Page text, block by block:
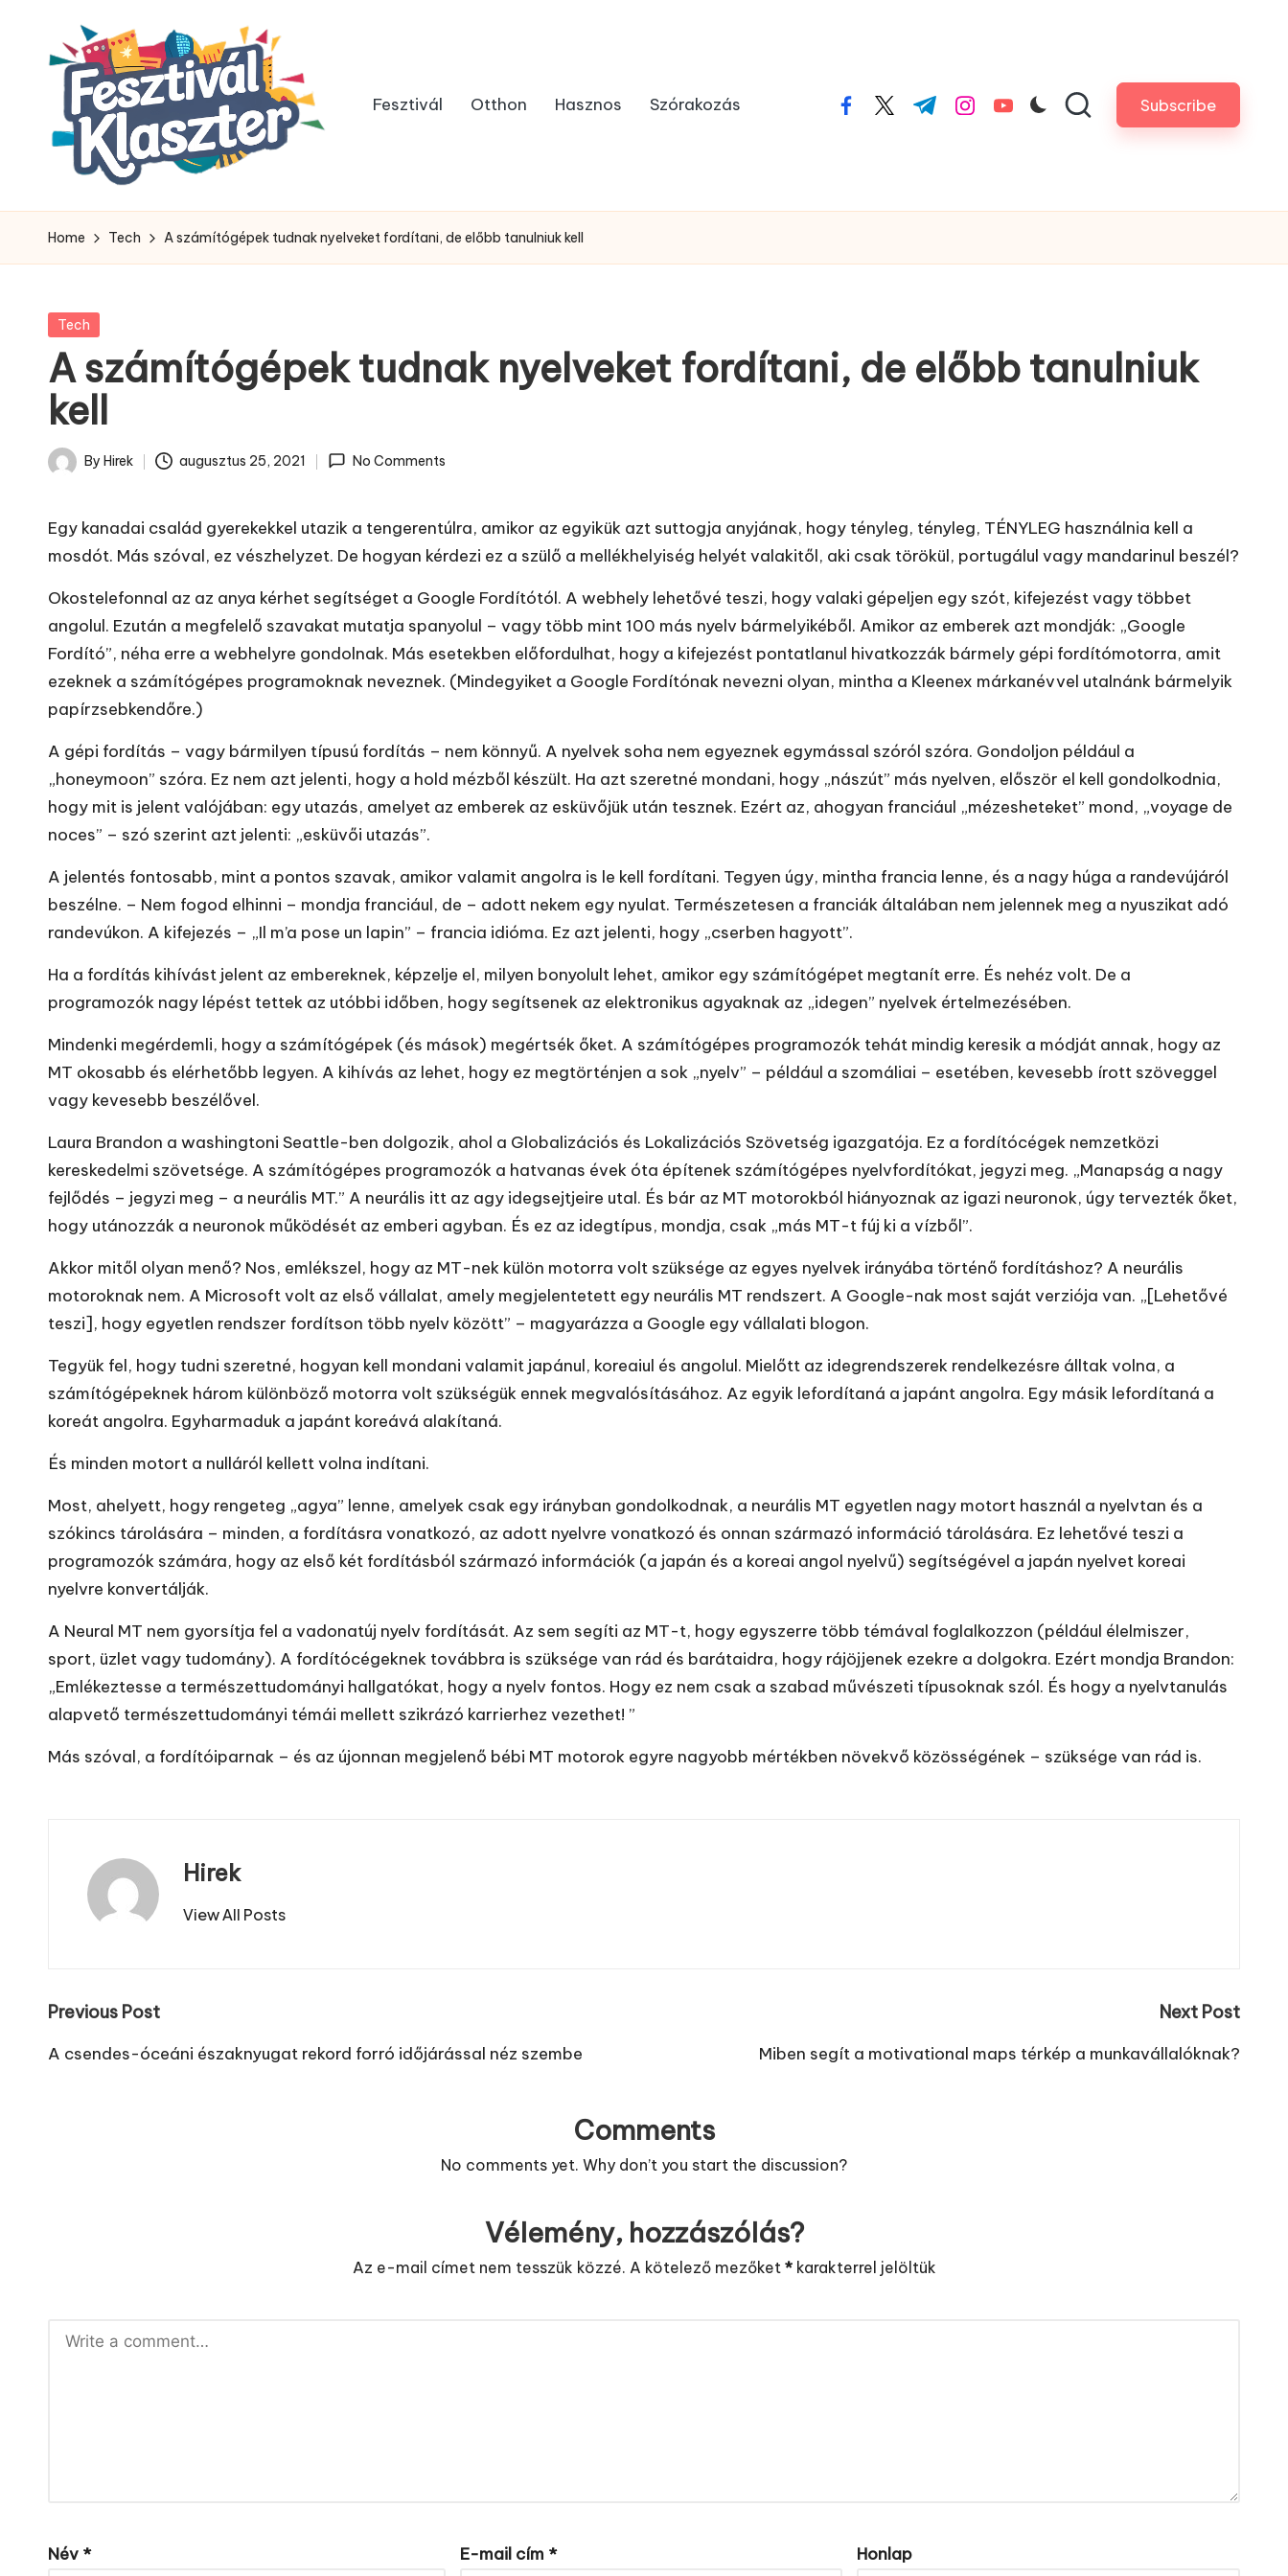
Fesztivál Otthon Hasznos Szórakozás facebook.com
twitter.com
t.me instagram.com
youtube.com Subscribe
Home Tech A számítógépek tudnak nyelveket fordítani, de előbb tanulniuk kell
Posted
Tech
A számítógépek tudnak nyelveket fordítani, de előbb tanulniuk
kell
Posted
By Hirek augusztus 25, 2021 No Comments
Egy kanadai család gyerekekkel utazik a tengerentúlra, amikor az egyikük azt suttogja anyjának, hogy tényleg, tényleg, TÉNYLEG használnia kell a
mosdót. Más szóval, ez vészhelyzet. De hogyan kérdezi ez a szülő a mellékhelyiség helyét valakitől, aki csak törökül, portugálul vagy mandarinul beszél?
Okostelefonnal az az anya kérhet segítséget a Google Fordítótól. A webhely lehetővé teszi, hogy valaki gépeljen egy szót, kifejezést vagy többet
angolul. Ezután a megfelelő szavakat mutatja spanyolul – vagy több mint 100 más nyelv bármelyikéből. Amikor az emberek azt mondják: „Google
Fordító”, néha erre a webhelyre gondolnak. Más esetekben előfordulhat, hogy a kifejezést pontatlanul hivatkozzák bármely gépi fordítómotorra, amit
ezeknek a számítógépes programoknak neveznek. (Mindegyiket a Google Fordítónak nevezni olyan, mintha a Kleenex márkanévvel utalnánk bármelyik
papírzsebkendőre.)
A gépi fordítás – vagy bármilyen típusú fordítás – nem könnyű. A nyelvek soha nem egyeznek egymással szóról szóra. Gondoljon például a
„honeymoon” szóra. Ez nem azt jelenti, hogy a hold mézből készült. Ha azt szeretné mondani, hogy „nászút” más nyelven, először el kell gondolkodnia,
hogy mit is jelent valójában: egy utazás, amelyet az emberek az esküvőjük után tesznek. Ezért az, ahogyan franciául „mézesheteket” mond, „voyage de
noces” – szó szerint azt jelenti: „esküvői utazás”.
A jelentés fontosabb, mint a pontos szavak, amikor valamit angolra is le kell fordítani. Tegyen úgy, mintha francia lenne, és a nagy húga a randevújáról
beszélne. – Nem fogod elhinni – mondja franciául, de – adott nekem egy nyulat. Természetesen a franciák általában nem jelennek meg a nyuszikat adó
randevúkon. A kifejezés – „Il m’a pose un lapin” – francia idióma. Ez azt jelenti, hogy „cserben hagyott”.
Ha a fordítás kihívást jelent az embereknek, képzelje el, milyen bonyolult lehet, amikor egy számítógépet megtanít erre. És nehéz volt. De a
programozók nagy lépést tettek az utóbbi időben, hogy segítsenek az elektronikus agyaknak az „idegen” nyelvek értelmezésében.
Mindenki megérdemli, hogy a számítógépek (és mások) megértsék őket. A számítógépes programozók tehát mindig keresik a módját annak, hogy az
MT okosabb és elérhetőbb legyen. A kihívás az lehet, hogy ez megtörténjen a sok „nyelv” – például a szomáliai – esetében, kevesebb írott szöveggel
vagy kevesebb beszélővel.
Laura Brandon a washingtoni Seattle-ben dolgozik, ahol a Globalizációs és Lokalizációs Szövetség igazgatója. Ez a fordítócégek nemzetközi
kereskedelmi szövetsége. A számítógépes programozók a hatvanas évek óta építenek számítógépes nyelvfordítókat, jegyzi meg. „Manapság a nagy
fejlődés – jegyzi meg – a neurális MT.” A neurális itt az agy idegsejtjeire utal. És bár az MT motorokból hiányoznak az igazi neuronok, úgy tervezték őket,
hogy utánozzák a neuronok működését az emberi agyban. És ez az idegtípus, mondja, csak „más MT-t fúj ki a vízből”.
Akkor mitől olyan menő? Nos, emlékszel, hogy az MT-nek külön motorra volt szüksége az egyes nyelvek irányába történő fordításhoz? A neurális
motoroknak nem. A Microsoft volt az első vállalat, amely megjelentetett egy neurális MT rendszert. A Google-nak most saját verziója van. „[Lehetővé
teszi], hogy egyetlen rendszer fordítson több nyelv között” – magyarázza a Google egy vállalati blogon.
Tegyük fel, hogy tudni szeretné, hogyan kell mondani valamit japánul, koreaiul és angolul. Mielőtt az idegrendszerek rendelkezésre álltak volna, a
számítógépeknek három különböző motorra volt szükségük ennek megvalósításához. Az egyik lefordítaná a japánt angolra. Egy másik lefordítaná a
koreát angolra. Egyharmaduk a japánt koreává alakítaná.
És minden motort a nulláról kellett volna indítani.
Most, ahelyett, hogy rengeteg „agya” lenne, amelyek csak egy irányban gondolkodnak, a neurális MT egyetlen nagy motort használ a nyelvtan és a
szókincs tárolására – minden, a fordításra vonatkozó, az adott nyelvre vonatkozó és onnan származó információ tárolására. Ez lehetővé teszi a
programozók számára, hogy az első két fordításból származó információk (a japán és a koreai angol nyelvű) segítségével a japán nyelvet koreai
nyelvre konvertálják.
A Neural MT nem gyorsítja fel a vadonatúj nyelv fordítását. Az sem segíti az MT-t, hogy egyszerre több témával foglalkozzon (például élelmiszer,
sport, üzlet vagy tudomány). A fordítócégeknek továbbra is szüksége van rád és barátaidra, hogy rájöjjenek ezekre a dolgokra. Ezért mondja Brandon:
„Emlékeztesse a természettudományi hallgatókat, hogy a nyelv fontos. Hogy ez nem csak a szabad művészeti típusoknak szól. És hogy a nyelvtanulás
alapvető természettudományi témái mellett szikrázó karrierhez vezethet! ”
Más szóval, a fordítóiparnak – és az újonnan megjelenő bébi MT motorok egyre nagyobb mértékben növekvő közösségének – szüksége van rád is.
Hirek
View All Posts
Post
navigation
Previous Post
A csendes-óceáni északnyugat rekord forró időjárással néz szembe
Next Post
Miben segít a motivational maps térkép a munkavállalóknak?
Comments
No comments yet. Why don’t you start the discussion?
Vélemény, hozzászólás?
Az e-mail címet nem tesszük közzé. A kötelező mezőket *karakterrel jelöltük
Név * E-mail cím * Honlap